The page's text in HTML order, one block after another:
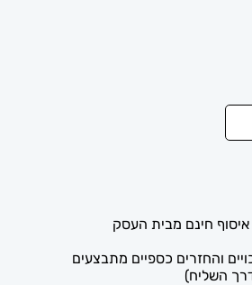
והחזרים כספיים מתבצעים
השליח)